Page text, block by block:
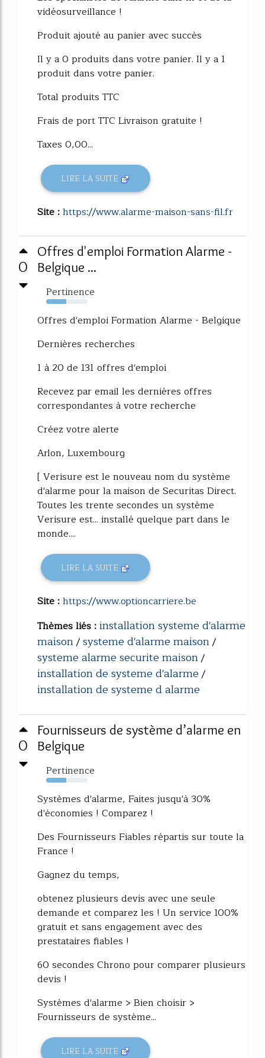
vidéosurveillance !
Produit ajouté au panier avec succès
Il y a 0 produits dans votre panier. Il y a 1
produit dans votre panier.
Total produits TTC
Frais de port TTC Livraison gratuite !
Taxes 0,00...
LIRE LA SUITE
Site :https://www.alarme-maison-sans-fil.fr
0
Offres d'emploi Formation Alarme -
Belgique ...
Pertinence
48%
Offres d'emploi Formation Alarme - Belgique
Dernières recherches
1 à 20 de 131 offres d'emploi
Recevez par email les dernières offres
correspondantes à votre recherche
Créez votre alerte
Arlon, Luxembourg
[ Verisure est le nouveau nom du système
d'alarme pour la maison de Securitas Direct.
Toutes les trente secondes un système
Verisure est... installé quelque part dans le
monde....
LIRE LA SUITE
Site :https://www.optioncarriere.be
Thèmes liés :installation systeme d'alarme
maison/systeme d'alarme maison/
systeme alarme securite maison/
installation de systeme d'alarme/
installation de systeme d alarme
0
Fournisseurs de système d’alarme en
Belgique
Pertinence
48%
Systèmes d'alarme, Faites jusqu'à 30%
d'économies ! Comparez !
Des Fournisseurs Fiables répartis sur toute la
France !
Gagnez du temps,
obtenez plusieurs devis avec une seule
demande et comparez les ! Un service 100%
gratuit et sans engagement avec des
prestataires fiables !
60 secondes Chrono pour comparer plusieurs
devis !
Systèmes d'alarme > Bien choisir >
Fournisseurs de système...
LIRE LA SUITE